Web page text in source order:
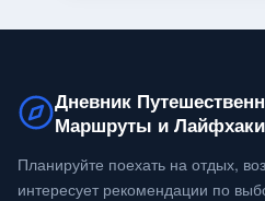
Дневник
Маршруты и
Планируйте поехать на отдых,
интересует рекомендации по